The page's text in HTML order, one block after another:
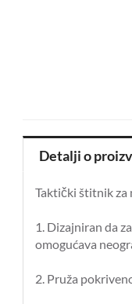
Detalji o
Taktički štitnik za
1. Dizajniran da
omogućava
2. Pruža